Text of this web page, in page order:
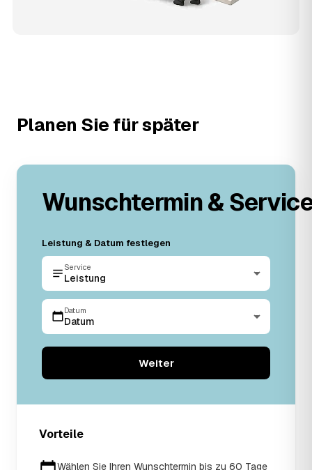
Planen Sie für später
Wunschtermin &
Leistung & Datum festlegen
Service
Leistung
Datum
Datum
Weiter
Vorteile
Wählen Sie Ihren Wunschtermin bis zu 60 Tage